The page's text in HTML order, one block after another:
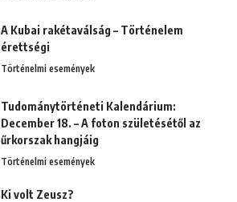
A Kubai rakétaválság – Történelem
érettségi
Történelmi események
Tudománytörténeti Kalendárium:
December 18. – A foton születésétől az
űrkorszak hangjáig
Történelmi események
Ki volt Zeusz?